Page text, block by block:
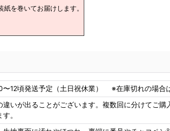
を巻いてお届けします。
〜12頃発送予定（土日祝休業） ※在庫切れの場合
いが出ることがございます。複数回に分けてご
。